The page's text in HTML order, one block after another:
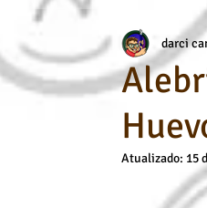
Aerografia
Dicas de Arte / Desenho
darci
Atualizado: 15